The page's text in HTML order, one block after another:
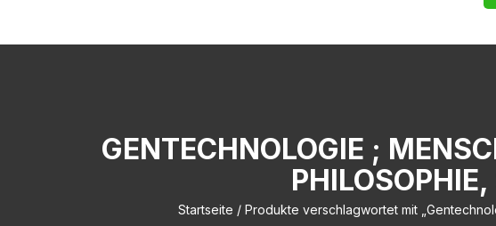
GENTECHNOLOGIE ;
Startseite / Produkte verschlagwortet mit